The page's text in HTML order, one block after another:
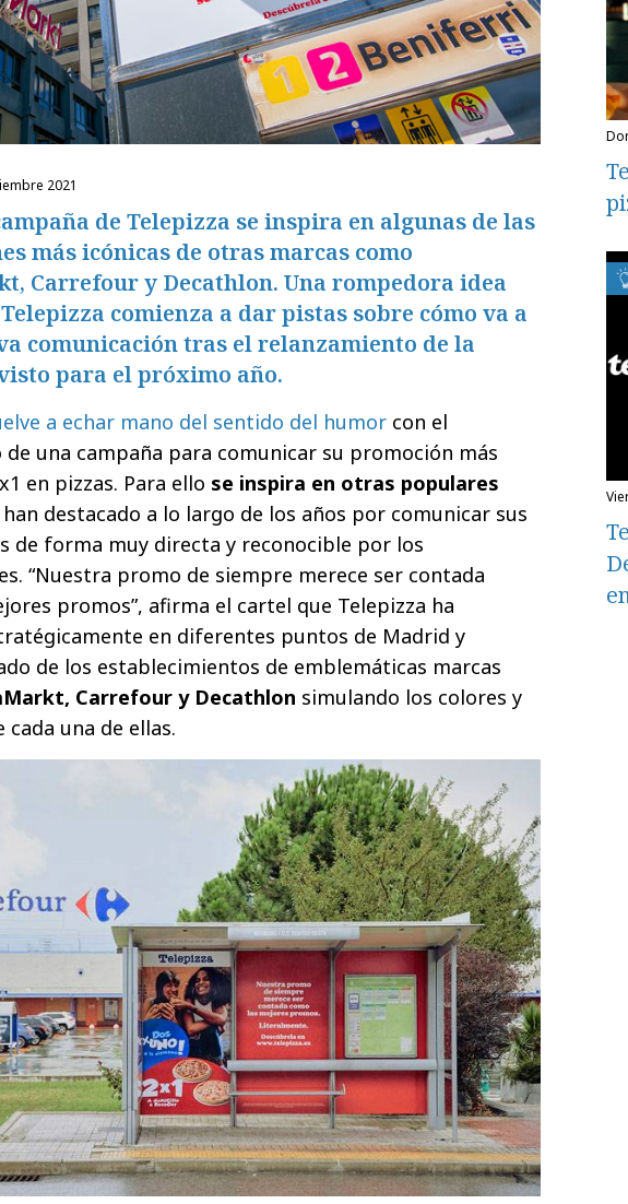
2021
de Telepizza se inspira en algunas de las
más icónicas de otras marcas como
Carrefour y Decathlon. Una rompedora idea
comienza a dar pistas sobre cómo va a
comunicación tras el relanzamiento de la
para el próximo año.
a echar mano del sentido del humor con el
de una campaña para comunicar su promoción más
en pizzas. Para ello se inspira en otras populares
destacado a lo largo de los años por comunicar sus
de forma muy directa y reconocible por los
“Nuestra promo de siempre merece ser contada
promos”, afirma el cartel que Telepizza ha
en diferentes puntos de Madrid y
de los establecimientos de emblemáticas marcas
Carrefour y Decathlon simulando los colores y
cada una de ellas.